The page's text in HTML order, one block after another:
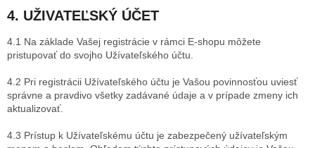
4. UŽIVATEĽSKÝ ÚČET
4.1 Na základe Vašej registrácie v rámci E-shopu môžete
pristupovať do svojho Užívateľského účtu.
4.2 Pri registrácii Užívateľského účtu je Vašou povinnosťou uviesť
správne a pravdivo všetky zadávané údaje a v prípade zmeny ich
aktualizovať.
4.3 Prístup k Užívateľskému účtu je zabezpečený užívateľským